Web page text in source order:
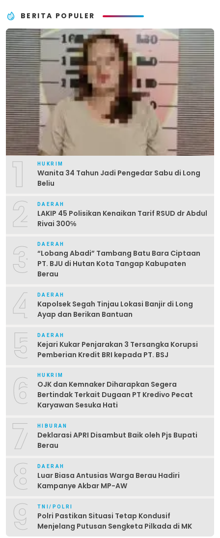
BERITA POPULER
1 HUKRIM
Wanita 34 Tahun Jadi Pengedar Sabu di Long
Beliu
2 DAERAH
LAKIP 45 Polisikan Kenaikan Tarif RSUD dr Abdul
Rivai 300℅
3 DAERAH
“Lobang Abadi” Tambang Batu Bara Ciptaan
PT. BJU di Hutan Kota Tangap Kabupaten
Berau
4 DAERAH
Kapolsek Segah Tinjau Lokasi Banjir di Long
Ayap dan Berikan Bantuan
5 DAERAH
Kejari Kukar Penjarakan 3 Tersangka Korupsi
Pemberian Kredit BRI kepada PT. BSJ
6 HUKRIM
OJK dan Kemnaker Diharapkan Segera
Bertindak Terkait Dugaan PT Kredivo Pecat
Karyawan Sesuka Hati
7 HIBURAN
Deklarasi APRI Disambut Baik oleh Pjs Bupati
Berau
8 DAERAH
Luar Biasa Antusias Warga Berau Hadiri
Kampanye Akbar MP-AW
9 TNI/POLRI
Polri Pastikan Situasi Tetap Kondusif
Menjelang Putusan Sengketa Pilkada di MK